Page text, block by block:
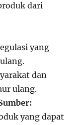
dari
yang
dan
ulang.
yang dapat